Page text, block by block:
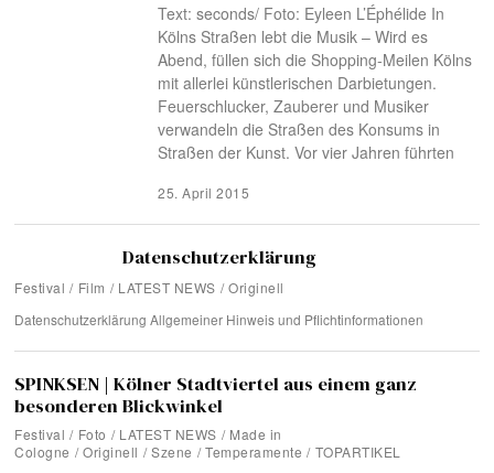
Text: seconds/ Foto: Eyleen L’Éphélide In
Kölns Straßen lebt die Musik – Wird es
Abend, füllen sich die Shopping-Meilen Kölns
mit allerlei künstlerischen Darbietungen.
Feuerschlucker, Zauberer und Musiker
verwandeln die Straßen des Konsums in
Straßen der Kunst. Vor vier Jahren führten
25. April 2015
Datenschutzerklärung
Festival / Film / LATEST NEWS / Originell
Datenschutzerklärung Allgemeiner Hinweis und Pflichtinformationen
SPINKSEN | Kölner Stadtviertel aus einem ganz
besonderen Blickwinkel
Festival / Foto / LATEST NEWS / Made in
Cologne / Originell / Szene / Temperamente / TOPARTIKEL